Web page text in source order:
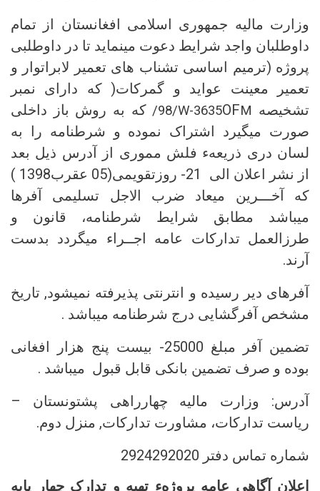
وزارت مالیه جمهوری اسلامی افغانستان از تمام
داوطلبان واجد شرایط دعوت مینماید تا در داوطلبی
پروژه (ترمیم اساسی تشناب های تعمیر لابراتوار و
تعمیر معینت عواید و گمرکات( که دارای نمبر
تشخیصه M
OF
/98/W-3635 که به روش باز داخلی
صورت میگیرد اشتراک نموده و شرطنامه را به
لسان دری ذریعهء فلش مموری از آدرس ذیل بعد
از نشر اعلان الی 21- روزتقویمی(05 عقرب1398 )
که آخـــرین میعاد ضرب الاجل تسلیمی آفرها
میباشد مطابق شرایط شرطنامه، قانون و
طرزالعمل تدارکات عامه اجــراء میگردد بدست
آرند.
آفرهای دیر رسیده و انترنتی پذیرفته نمیشود, تاریخ
مشخص آفرگشایی درج شرطنامه میباشد .
تضمین آفر مبلغ 25000- بیست پنج هزار افغانی
بوده و صرف تضمین بانکی قابل قبول میباشد .
آدرس: وزارت مالیه چهارراهی پشتونستان –
ریاست تدارکات، مشاورت تدارکات, منزل دوم.
شماره تماس دفتر 2924292020
اعلان آگاهی عامه پروژهء تهیه و تدارک چهار پایه